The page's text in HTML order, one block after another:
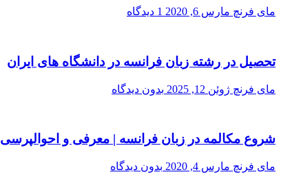
مای فرنچ مارس 6, 2020 1 دیدگاه
تحصیل در رشته زبان فرانسه در دانشگاه های ایران
مای فرنچ ژوئن 12, 2025 بدون دیدگاه
شروع مکالمه در زبان فرانسه | معرفی و احوالپرسی
مای فرنچ مارس 4, 2020 بدون دیدگاه